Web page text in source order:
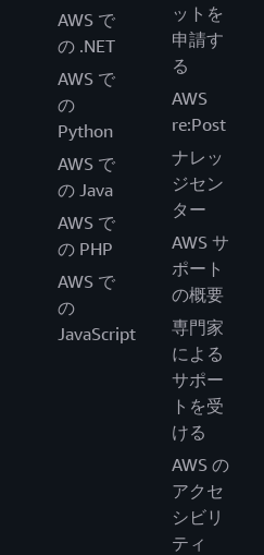
AWS で
の .NET
AWS で
の
Python
AWS で
の Java
AWS で
の PHP
AWS で
の
JavaScript
ットを
申請す
る
AWS
re:Post
ナレッ
ジセン
ター
AWS サ
ポート
の概要
専門家
による
サポー
トを受
ける
AWS の
アクセ
シビリ
ティ